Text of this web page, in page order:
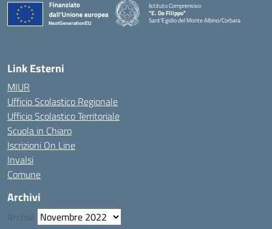
Istituto Comprensivo
"E. De Filippo"
Sant'Egidio del Monte Albino/Corbara
Link Esterni
MIUR
Ufficio Scolastico Regionale
Ufficio Scolastico Territoriale
Scuola in Chiaro
Iscrizioni On Line
Invalsi
Comune
Archivi
Archivi